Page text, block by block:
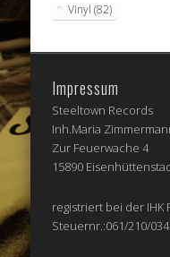
Vinyl (82)
Impressum
Steeltown Records
Inh.Maria
Zur Feuerwache 4
15890
registriert bei der IHK
Steuernr.:061/210/